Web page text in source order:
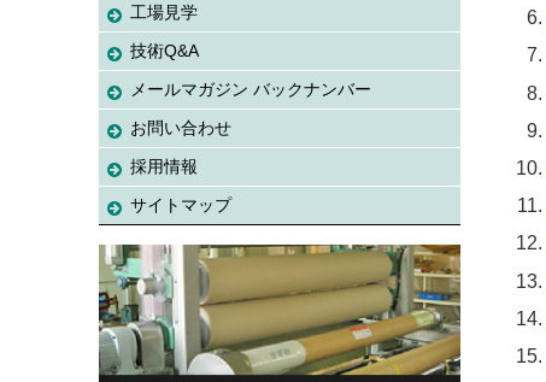
工場見学
技術Q&A
メールマガジン バックナンバー
お問い合わせ
採用情報
サイトマップ